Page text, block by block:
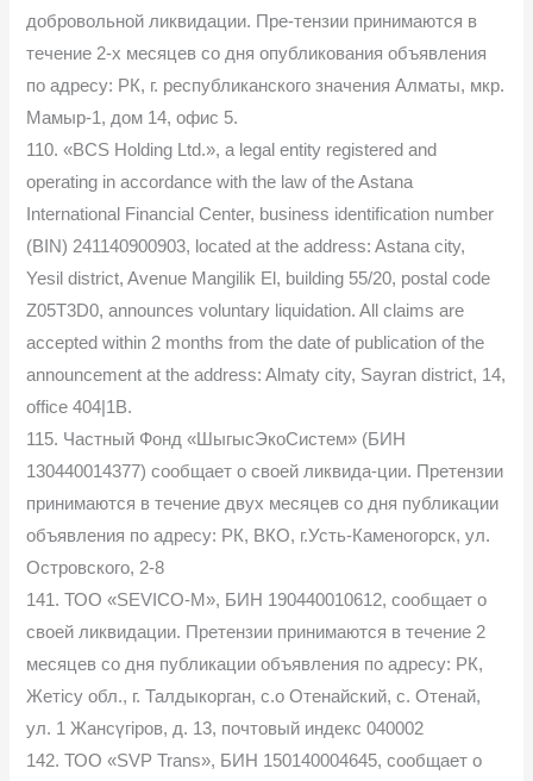
добровольной ликвидации. Пре-тензии принимаются в
течение 2-х месяцев со дня опубликования объявления
по адресу: РК, г. республиканского значения Алматы, мкр.
Мамыр-1, дом 14, офис 5.
110. «BCS Holding Ltd.», a legal entity registered and
operating in accordance with the law of the Astana
International Financial Center, business identification number
(BIN) 241140900903, located at the address: Astana city,
Yesil district, Avenue Mangilik El, building 55/20, postal code
Z05T3D0, announces voluntary liquidation. All claims are
accepted within 2 months from the date of publication of the
announcement at the address: Almaty city, Sayran district, 14,
office 404|1B.
115. Частный Фонд «ШыгысЭкоСистем» (БИН
130440014377) сообщает о своей ликвида-ции. Претензии
принимаются в течение двух месяцев со дня публикации
объявления по адресу: РК, ВКО, г.Усть-Каменогорск, ул.
Островского, 2-8
141. ТОО «SEVICO-M», БИН 190440010612, сообщает о
своей ликвидации. Претензии принимаются в течение 2
месяцев со дня публикации объявления по адресу: РК,
Жетісу обл., г. Талдыкорган, с.о Отенайский, с. Отенай,
ул. 1 Жансүгіров, д. 13, почтовый индекс 040002
142. ТОО «SVP Trans», БИН 150140004645, сообщает о